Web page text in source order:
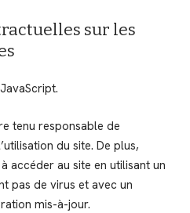
sur les
tenu responsable de
du site. De plus,
accéder au site en utilisant un
pas de virus et avec un
mis-à-jour.